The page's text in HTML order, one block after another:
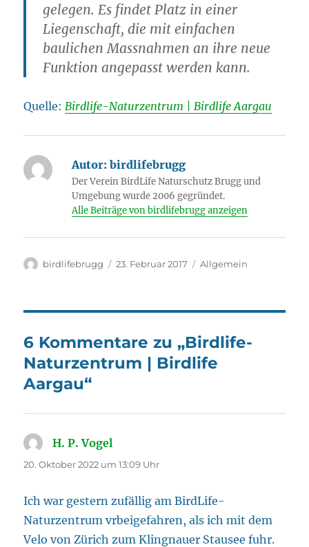
gelegen. Es findet Platz in einer
Liegenschaft, die mit einfachen
baulichen Massnahmen an ihre neue
Funktion angepasst werden kann.
Quelle: Birdlife-Naturzentrum | Birdlife Aargau
Autor: birdlifebrugg
Der Verein BirdLife Naturschutz Brugg und
Umgebung wurde 2006 gegründet.
Alle Beiträge von birdlifebrugg anzeigen
Autor
birdlifebrugg
Veröffentlicht
23. Februar 2017 Kategorien
Allgemein
6 Kommentare zu „Birdlife-
Naturzentrum | Birdlife
Aargau“
H. P. Vogel
20. Oktober 2022 um 13:09 Uhr
Ich war gestern zufällig am BirdLife-
Naturzentrum vrbeigefahren, als ich mit dem
Velo von Zürich zum Klingnauer Stausee fuhr.